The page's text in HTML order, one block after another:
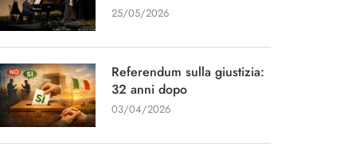
25/05/2026
Referendum sulla giustizia:
32 anni dopo
03/04/2026